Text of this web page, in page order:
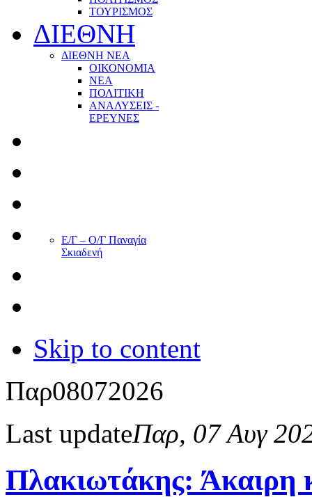
ΤΟΥΡΙΣΜΟΣ
ΔΙΕΘΝΗ
ΔΙΕΘΝΗ ΝΕΑ
ΟΙΚΟΝΟΜΙΑ
ΝΕΑ
ΠΟΛΙΤΙΚΗ
ΑΝΑΛΥΣΕΙΣ -
ΕΡΕΥΝΕΣ
Ε/Γ – Ο/Γ Παναγία
Σκιαδενή
Skip to content
Παρ08072026
Last updateΠαρ, 07 Αυγ
Πλακιωτάκης: Άκαιρη